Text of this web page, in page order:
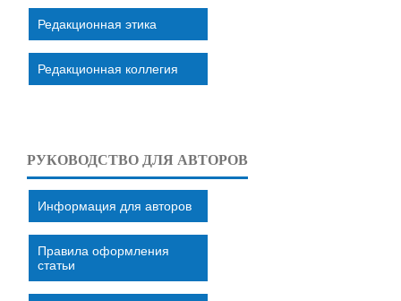
Редакционная этика
Редакционная коллегия
РУКОВОДСТВО ДЛЯ АВТОРОВ
Информация для авторов
Правила оформления
статьи